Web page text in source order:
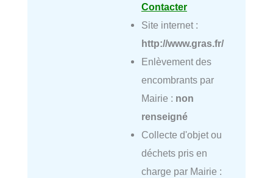
Contacter
Site internet :
http://www.gras.fr/
Enlèvement des
encombrants par
Mairie : non
renseigné
Collecte d'objet ou
déchets pris en
charge par Mairie :